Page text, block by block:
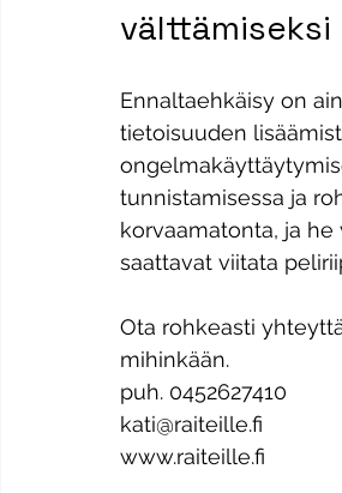
välttämiseksi
Ennaltaehkäisy on
tietoisuuden
tunnistamisessa ja
korvaamatonta, ja
saattavat viitata
Ota rohkeasti
mihinkään.
puh. 0452627410
kati@raiteille.fi
www.raiteille.fi